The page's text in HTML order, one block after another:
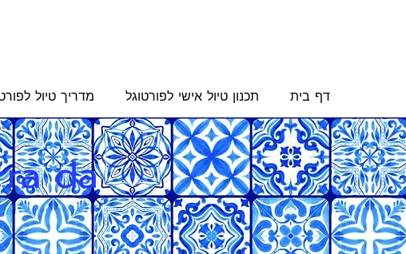
דף בית תכנון טיול אישי לפורטוגל מדריך טיול
da